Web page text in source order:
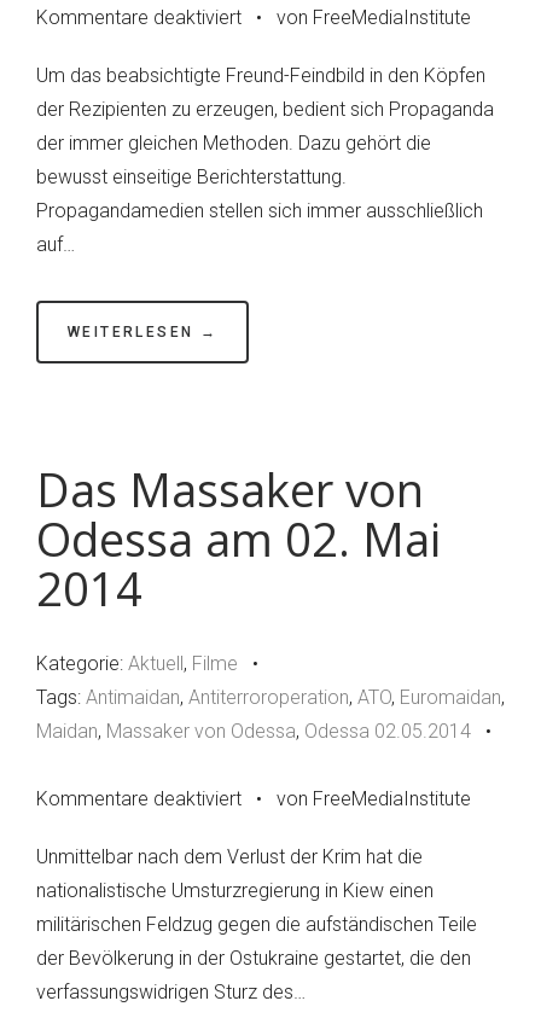
Kommentare deaktiviert für
Massaker
von
Odessa
in
der
und
• von FreeMediaInstitute
Um das beabsichtigte Freund-Feindbild in den Köpfen
der Rezipienten zu erzeugen, bedient sich Propaganda
der immer gleichen Methoden. Dazu gehört die
bewusst einseitige Berichterstattung.
Propagandamedien stellen sich immer ausschließlich
auf…
WEITERLESEN →
Das Massaker von
Odessa am 02. Mai
2014
Kategorie: Aktuell, Filme •
Tags: Antimaidan, Antiterroroperation, ATO, Euromaidan,
Maidan, Massaker von Odessa, Odessa 02.05.2014 •
Kommentare deaktiviert für
Massaker
von
Odessa
am
02.
• von FreeMediaInstitute
Unmittelbar nach dem Verlust der Krim hat die
nationalistische Umsturzregierung in Kiew einen
militärischen Feldzug gegen die aufständischen Teile
der Bevölkerung in der Ostukraine gestartet, die den
verfassungswidrigen Sturz des…